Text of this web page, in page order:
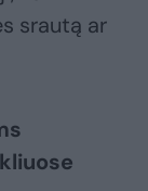
srautą ar